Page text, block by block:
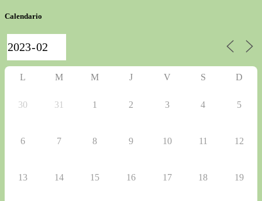
Calendario
L M M J V S D
30 31 1 2 3 4 5
6 7 8 9 10 11 12
13 14 15 16 17 18 19